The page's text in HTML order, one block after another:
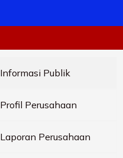
Informasi Publik
Profil Perusahaan
Laporan Perusahaan